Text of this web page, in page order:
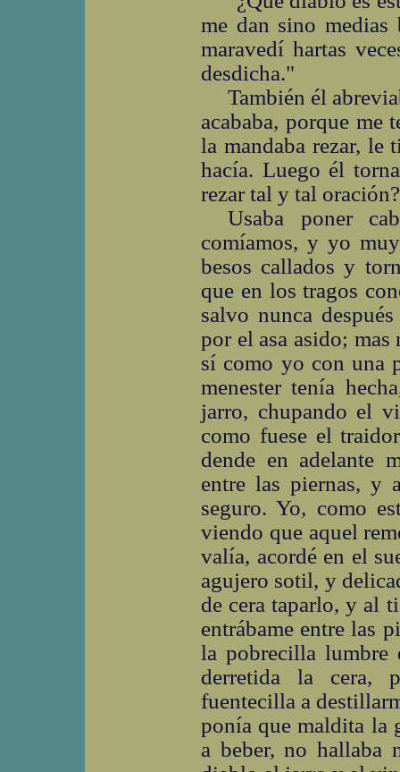
me dan sino
maravedí hartas
desdicha."
También él
acababa, porque me
la mandaba rezar, le
hacía. Luego él
rezar tal y tal
Usaba poner
comíamos, y yo
besos callados y
que en los tragos
salvo nunca
por el asa asido;
sí como yo con una
menester tenía
jarro, chupando el
como fuese el
dende en adelante
entre las piernas, y
seguro. Yo, como
viendo que aquel
valía, acordé en el
agujero sotil, y
de cera taparlo, y al
entrábame entre las
la pobrecilla lumbre
derretida la cera,
fuentecilla a
ponía que maldita la
a beber, no hallaba